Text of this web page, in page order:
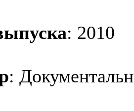
: 2010
: